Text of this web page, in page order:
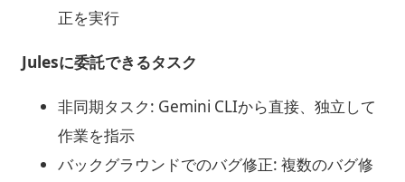
正を実行
Julesに委託できるタスク
非同期タスク: Gemini CLIから直接、独立して
作業を指示
バックグラウンドでのバグ修正: 複数のバグ修